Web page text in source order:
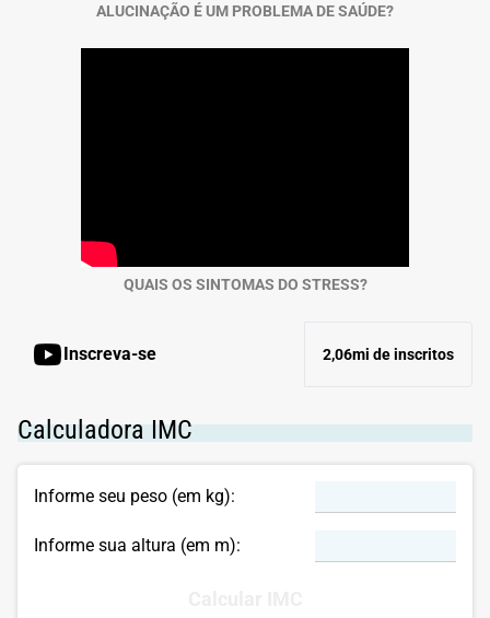
ALUCINAÇÃO É UM PROBLEMA DE SAÚDE?
QUAIS OS SINTOMAS DO STRESS?
Inscreva-se 2,06mi de inscritos
Calculadora IMC
Informe seu peso (em kg):
Informe sua altura (em m):